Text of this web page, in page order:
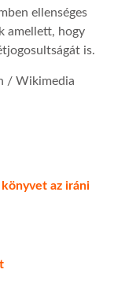
ellenséges
amellett, hogy
is.
/ Wikimedia
könyvet az iráni